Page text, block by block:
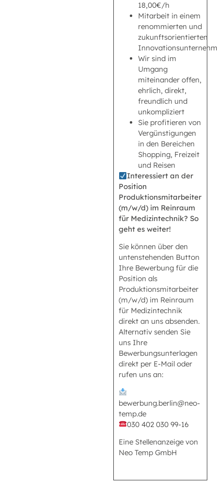
18,00€/h
Mitarbeit in einem
renommierten und
zukunftsorientierten
Wir sind im
Umgang
miteinander offen,
ehrlich, direkt,
freundlich und
unkompliziert
Sie profitieren von
Vergünstigungen
in den Bereichen
Shopping, Freizeit
und Reisen
Interessiert an der
Position
Produktionsmitarbeiter
(m/w/d) im Reinraum
für Medizintechnik? So
geht es weiter!
Sie können über den
untenstehenden Button
Ihre Bewerbung für die
Position als
Produktionsmitarbeiter
(m/w/d) im Reinraum
für Medizintechnik
direkt an uns absenden.
Alternativ senden Sie
uns Ihre
Bewerbungsunterlagen
direkt per E-Mail oder
rufen uns an:
bewerbung.berlin@neo-
temp.de
030 402 030 99-16
Eine Stellenanzeige von
Neo Temp GmbH